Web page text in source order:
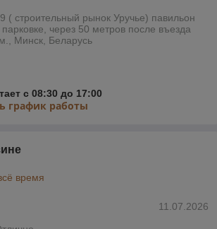
( строительный рынок Уручье) павильон
через 50 метров после въезда
Минск, Беларусь
с 08:30 до 17:00
график работы
время
11.07.2026